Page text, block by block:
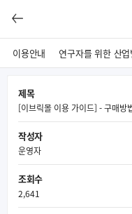
이용안내 연구자를 위한 산
제목
[이브릭몰 이용 가이드] - 구매방
작성자
운영자
조회수
2,641